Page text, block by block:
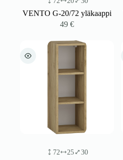
VENTO G-20/72 yläkaappi
49€
72 25 30